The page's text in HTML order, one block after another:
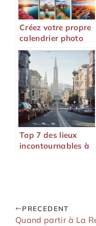
Créez votre propre
calendrier photo
personnalisé pour
revivre vos
souvenirs toute
l’année
Top 7 des lieux
incontournables à
PRECEDENT
Quand partir à La